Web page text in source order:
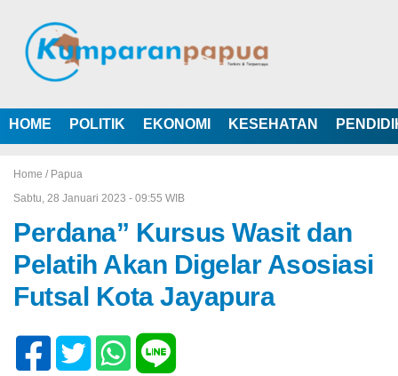
HOME POLITIK EKONOMI KESEHATAN
Home / Papua
Sabtu, 28 Januari 2023 - 09:55 WIB
Perdana” Kursus Wasit dan
Pelatih Akan Digelar Asosiasi
Futsal Kota Jayapura